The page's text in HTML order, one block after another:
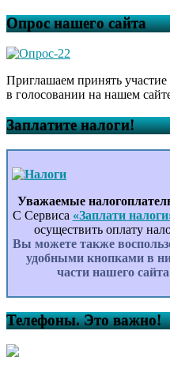
Опрос нашего сайта
Приглашаем принять участие
в голосовании на нашем
Заплатите налоги!
Уважаемые
С Сервиса «Заплати
осуществить оплату
Вы можете также
удобными кнопками в
части нашего сайта
Телефоны. Это важно!